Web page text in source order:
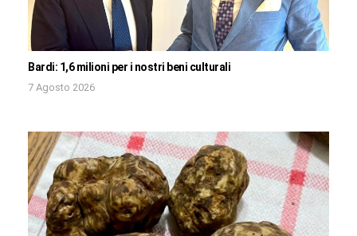
Bardi: 1,6 milioni per i nostri beni culturali
7 Agosto 2026